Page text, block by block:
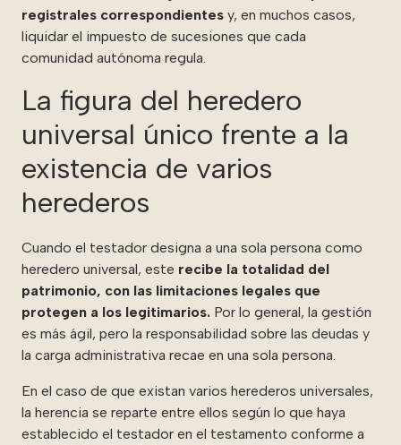
registrales correspondientes y, en muchos casos,
liquidar el impuesto de sucesiones que cada
comunidad autónoma regula.
La figura del heredero
universal único frente a la
existencia de varios
herederos
Cuando el testador designa a una sola persona como
heredero universal, este recibe la totalidad del
patrimonio, con las limitaciones legales que
protegen a los legitimarios. Por lo general, la gestión
es más ágil, pero la responsabilidad sobre las deudas y
la carga administrativa recae en una sola persona.
En el caso de que existan varios herederos universales,
la herencia se reparte entre ellos según lo que haya
establecido el testador en el testamento conforme a